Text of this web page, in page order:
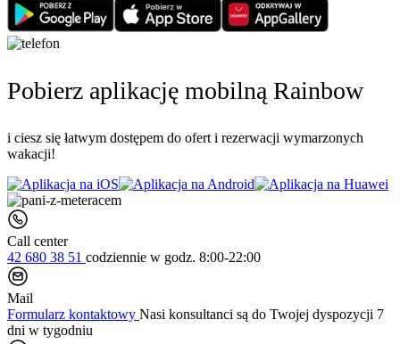
Pobierz aplikację mobilną Rainbow
i ciesz się łatwym dostępem do ofert i rezerwacji wymarzonych
wakacji!
Call center
42 680 38 51 codziennie w godz. 8:00-22:00
Mail
Formularz kontaktowy Nasi konsultanci są do Twojej dyspozycji 7
dni w tygodniu